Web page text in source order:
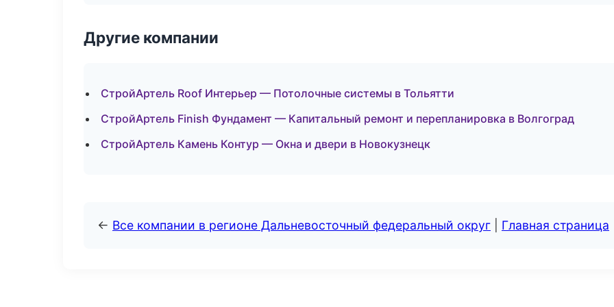
Другие компании
СтройАртель Roof Интерьер — Потолочные системы в Тольятти
СтройАртель Finish Фундамент — Капитальный ремонт и перепланировка в Волгоград
СтройАртель Камень Контур — Окна и двери в Новокузнецк
← Все компании в регионе Дальневосточный федеральный округ Главная страница